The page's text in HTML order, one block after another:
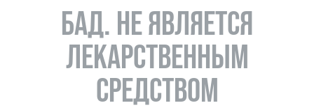
БАД. НЕ ЯВЛЯЕТСЯ
ЛЕКАРСТВЕННЫМ
СРЕДСТВОМ